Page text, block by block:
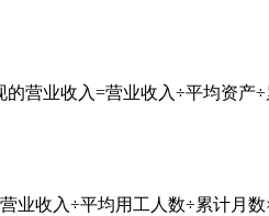
业收入=营业收入÷平均资产÷
收入÷平均用工人数÷累计月数